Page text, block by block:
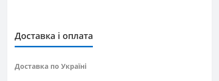
Доставка і оплата
Доставка по Україні